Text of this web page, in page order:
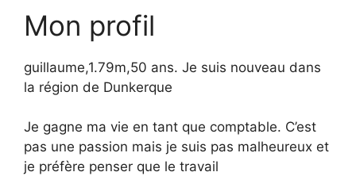
Mon profil
guillaume,1.79m,50 ans. Je suis nouveau dans
la région de Dunkerque
Je gagne ma vie en tant que comptable. C’est
pas une passion mais je suis pas malheureux et
je préfère penser que le travail